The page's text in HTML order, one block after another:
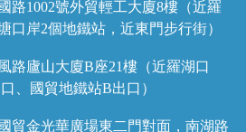
路1002號外貿輕工大廈8樓（近羅
口岸2個地鐵站，近東門步行街）
路廬山大廈B座21樓（近羅湖口
、國貿地鐵站B出口）
貿金光華廣場東二門對面，南湖路